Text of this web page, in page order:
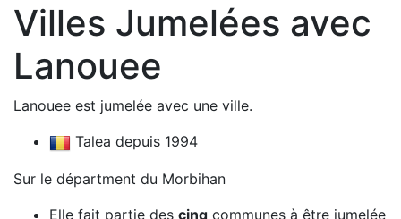
Villes Jumelées avec
Lanouee
Lanouee est jumelée avec une ville.
Talea depuis 1994
Sur le départment du Morbihan
Elle fait partie des cinq communes à être jumelée